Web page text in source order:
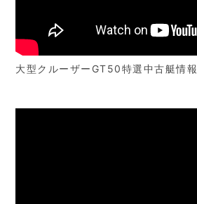
大型クルーザーGT50特選中古艇情報